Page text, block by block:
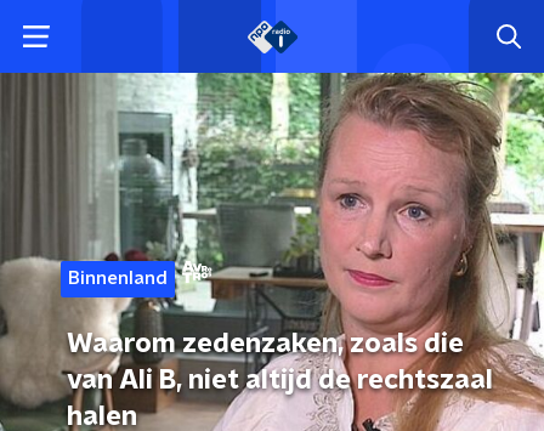
Binnenland
Waarom zedenzaken, zoals die
van Ali B, niet altijd de rechtszaal
halen